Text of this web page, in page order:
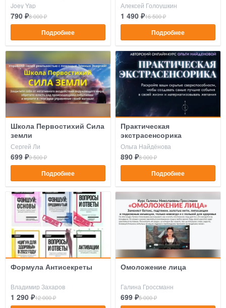
Joey Yap
790 ₽8 000 ₽
Подробнее
Алексей Голоушкин
1 490 ₽16 500 ₽
Подробнее
Школа Первостихий Сила
земли
Сергей Ли
699 ₽9 500 ₽
Подробнее
Практическая
экстрасенсорика
Ольга Найдёнова
890 ₽8 000 ₽
Подробнее
Формула Антисекреты
Владимир Захаров
1 290 ₽12 000 ₽
Омоложение лица
Галина Гроссманн
699 ₽5 000 ₽